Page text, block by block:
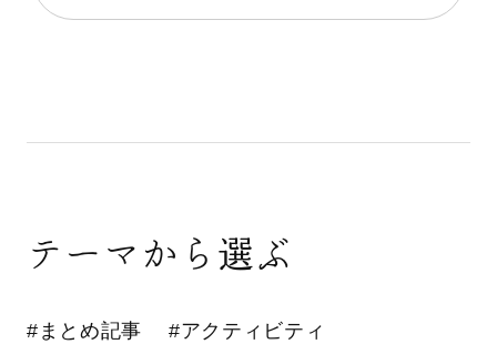
テーマから選ぶ
#まとめ記事 #アクティビティ